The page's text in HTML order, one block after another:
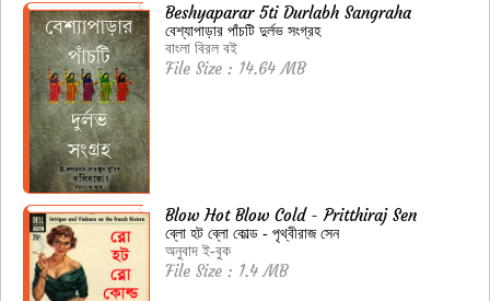
Beshyaparar 5ti Durlabh Sangraha
বেশ্যাপাড়ার পাঁচটি দুর্লভ সংগ্রহ
বাংলা বিরল বই
File Size : 14.64 MB
Blow Hot Blow Cold - Pritthiraj Sen
ব্লো হট ব্লো কোল্ড - পৃথ্বীরাজ সেন
অনুবাদ ই-বুক
File Size : 1.4 MB